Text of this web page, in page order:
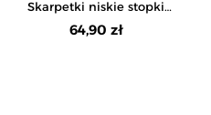
Skarpetki niskie stopki
damskie w prążek z haftem
12-pak
64,90 zł